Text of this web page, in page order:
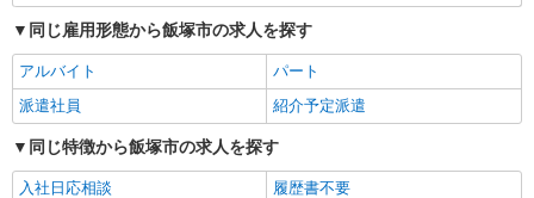
株式会社kotrio /●FK-H-2086375
＜飯塚市＞小さなデイサービスSTAFF募集≪
週3勤務≫≪夕方退社≫
時給1450円〜2062円 ＜日払い有/週払い有/交
通費全支給(ガソリン代含む)＞
飯塚市枝国ほか多数
同じ雇用形態から飯塚市の求人を探す
アルバイト
パート
派遣社員
紹介予定派遣
同じ特徴から飯塚市の求人を探す
入社日応相談
履歴書不要